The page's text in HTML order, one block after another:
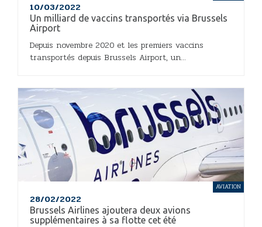
10/03/2022
Un milliard de vaccins transportés via Brussels
Airport
Depuis novembre 2020 et les premiers vaccins
transportés depuis Brussels Airport, un...
28/02/2022
Brussels Airlines ajoutera deux avions
supplémentaires à sa flotte cet été
AVIATION